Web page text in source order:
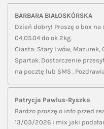
BARBARA BIAŁOSKÓRSKA
Dzień dobry! Proszę o box
04,05.04 do ok 2kg.
Ciasta: Stary Lwów, Mazurek,
Spartak. Dostarczenie
na pocztę lub SMS .
Patrycja Pawlus-Ryszka
Bardzo proszę o info przed
13/03/2026 i mix jaki